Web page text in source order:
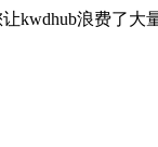
kwdhub浪费了大